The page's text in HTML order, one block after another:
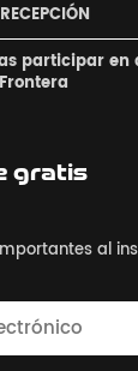
participar en
gratis
al